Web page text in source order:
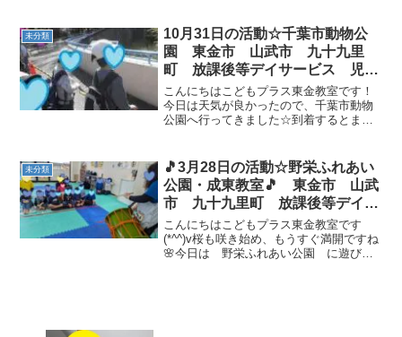
均台を手を広げて進むは、難易度を上げ
てチャレンジし...
未分類
10月31日の活動☆千葉市動物公
園 東金市 山武市 九十九里
町 放課後等デイサービス 児童
発達支援 運動療育
こんにちはこどもプラス東金教室です！
今日は天気が良かったので、千葉市動物
公園へ行ってきました☆到着するとまず
してる子…その可愛さにみんな釘づけで
した✨ こども動物園では...
未分類
🎵3月28日の活動☆野栄ふれあい
公園・成東教室🎵 東金市 山武
市 九十九里町 放課後等デイサ
ービス 児童発達支援 運動療
育 教室見学
こんにちはこどもプラス東金教室です
(*^^)v桜も咲き始め、もうすぐ満開ですね
🌸今日は 野栄ふれあい公園 に遊びに